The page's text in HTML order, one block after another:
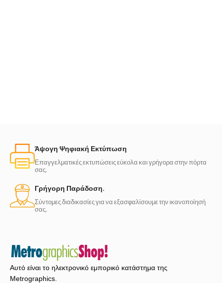
Άψογη Ψηφιακή Εκτύπωση
Επαγγελματικές εκτυπώσεις εύκολα και γρήγορα στην πόρτα
σας.
Γρήγορη Παράδοση.
Σύντομες διαδικασίες για να εξασφαλίσουμε την ικανοποίησή
σας.
Αυτό είναι το ηλεκτρονικό εμπορικό κατάστημα της
Metrographics.